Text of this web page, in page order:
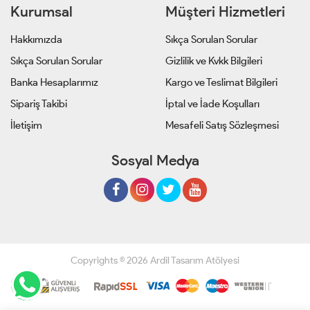
Kurumsal
Hakkımızda
Sıkça Sorulan Sorular
Banka Hesaplarımız
Sipariş Takibi
İletişim
Müşteri Hizmetleri
Sıkça Sorulan Sorular
Gizlilik ve Kvkk Bilgileri
Kargo ve Teslimat Bilgileri
İptal ve İade Koşulları
Mesafeli Satış Sözleşmesi
Sosyal Medya
Copyrights © 2026 Ardil Tasarım Atölyesi